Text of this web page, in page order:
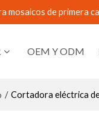
mosaicos de primera
OEM Y ODM
/ Cortadora eléctrica